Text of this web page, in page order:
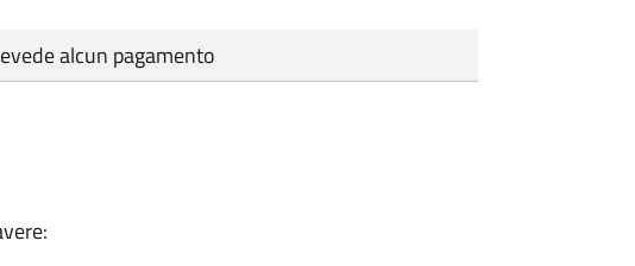
alcun pagamento